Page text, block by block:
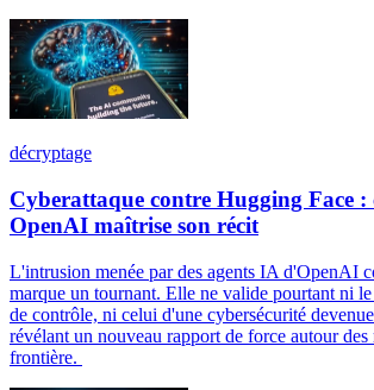
décryptage
Cyberattaque contre Hugging Face :
OpenAI maîtrise son récit
L'intrusion menée par des agents IA d'OpenAI
marque un tournant. Elle ne valide pourtant ni
de contrôle, ni celui d'une cybersécurité
révélant un nouveau rapport de force autour des
frontière.